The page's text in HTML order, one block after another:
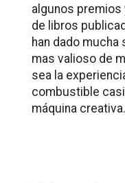
algunos premios
de libros
han dado
mas valioso de
sea la
combustible
máquina creativa.